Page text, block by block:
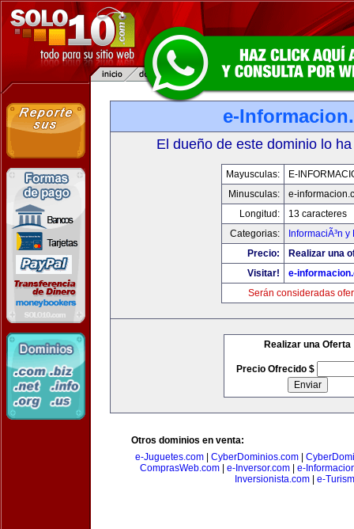
e-
El dueño de este dominio lo
Mayusculas:
E-
Minusculas:
e-
Longitud:
13 caracteres
Categorias:
InformaciÃ³n
Precio:
Realizar una
Visitar!
e-
Serán consideradas
Realizar una Oferta
Precio Ofrecido $
Otros dominios en venta:
e-Juguetes.com| CyberDominios.com|
ComprasWeb.com
e-Inversor.com
e-
Inversionista.com| e-